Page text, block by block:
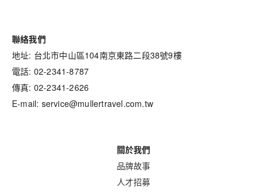
聯絡我們
地址: 台北市中山區104南京東路二段38號9樓
電話: 02-2341-8787
傳真: 02-2341-2626
E-mail: service@mullertravel.com.tw
關於我們
品牌故事
人才招募